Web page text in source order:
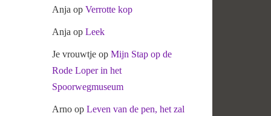
Anja op Verrotte kop
Anja op Leek
Je vrouwtje op Mijn Stap op de
Rode Loper in het
Spoorwegmuseum
Arno op Leven van de pen, het zal